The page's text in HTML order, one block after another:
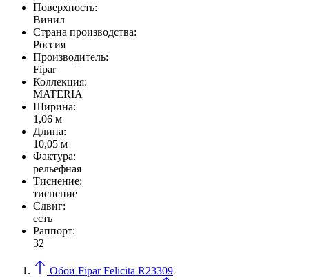
Поверхность:
Винил
Страна производства:
Россия
Производитель:
Fipar
Коллекция:
MATERIA
Ширина:
1,06 м
Длина:
10,05 м
Фактура:
рельефная
Тиcнение:
тиснение
Сдвиг:
есть
Раппорт:
32
Обои Fipar Felicita R23309